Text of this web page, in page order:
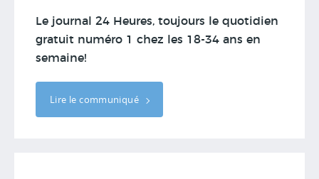
Le journal 24 Heures, toujours le quotidien
gratuit numéro 1 chez les 18-34 ans en
semaine!
Lire le communiqué